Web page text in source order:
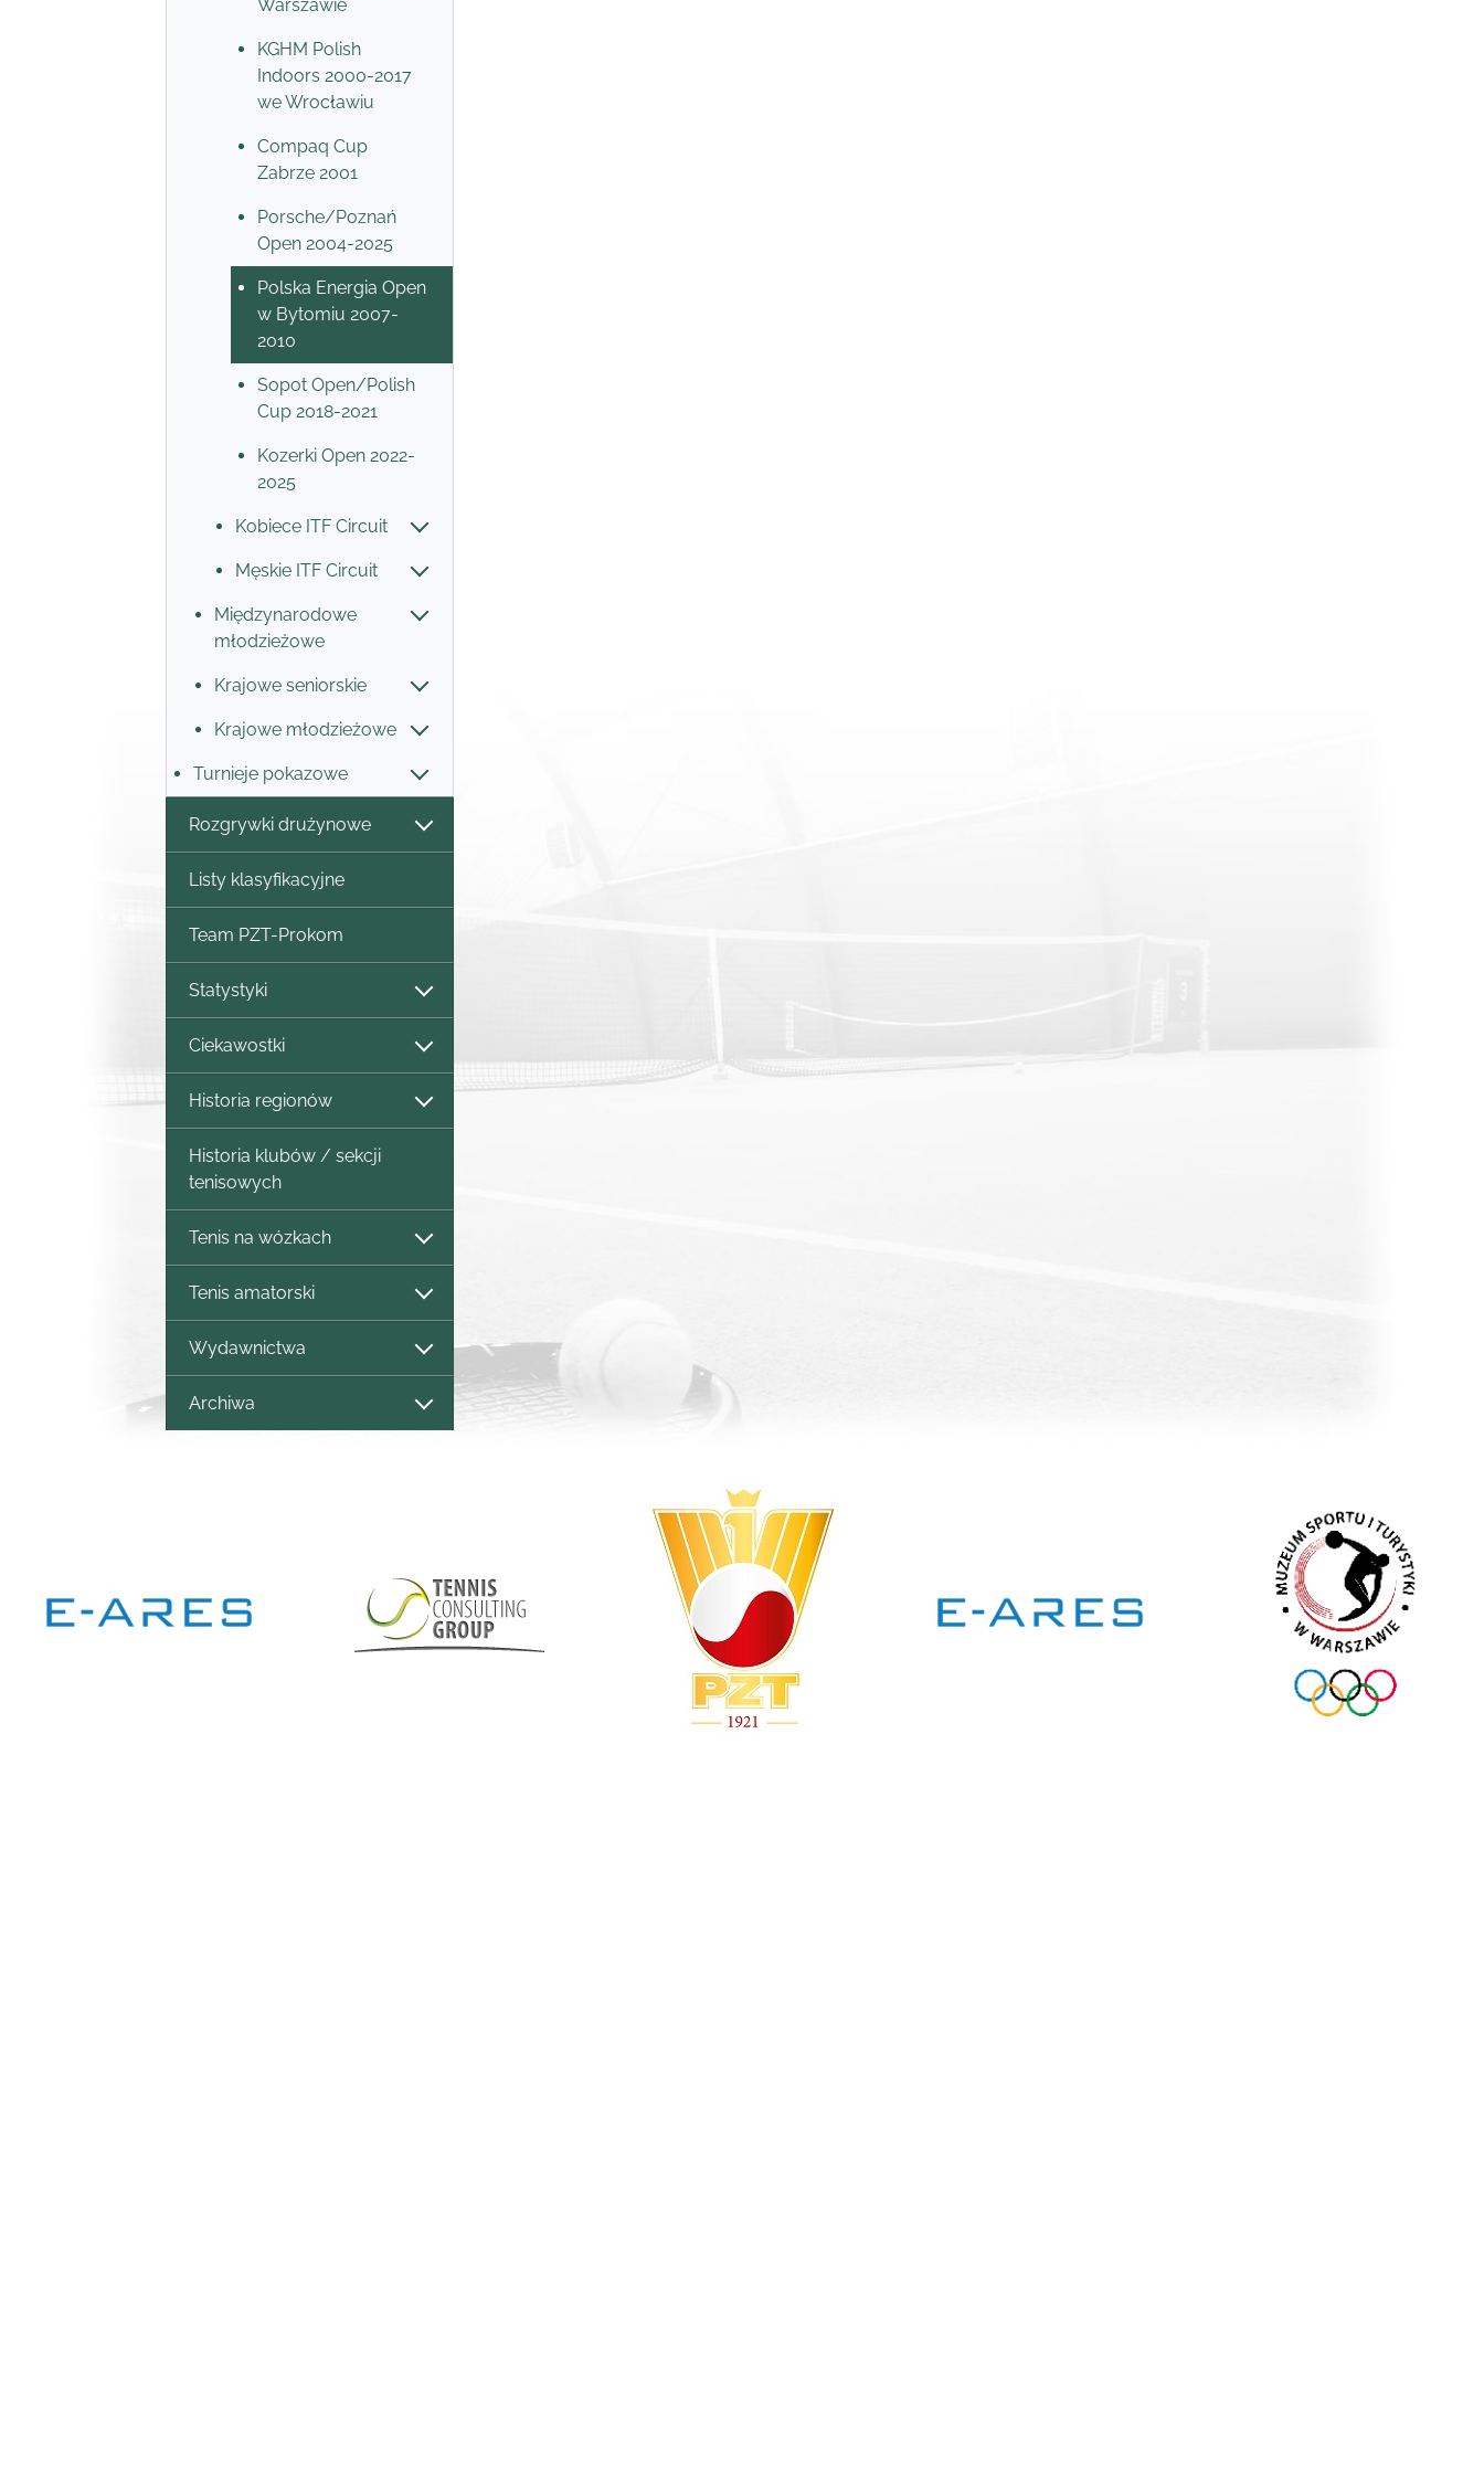
Warszawie
KGHM Polish
Indoors 2000-2017
we Wrocławiu
Compaq Cup
Zabrze 2001
Porsche/Poznań
Open 2004-2025
Polska Energia Open
w Bytomiu 2007-
2010
Sopot Open/Polish
Cup 2018-2021
Kozerki Open 2022-
2025
Kobiece ITF Circuit
Męskie ITF Circuit
Międzynarodowe
młodzieżowe
Krajowe seniorskie
Krajowe młodzieżowe
Turnieje pokazowe
Rozgrywki drużynowe
Listy klasyfikacyjne
Team PZT-Prokom
Statystyki
Ciekawostki
Historia regionów
Historia klubów / sekcji
tenisowych
Tenis na wózkach
Tenis amatorski
Wydawnictwa
Archiwa